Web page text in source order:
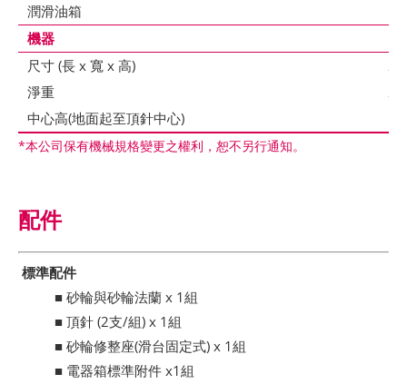
潤滑油箱
機器
尺寸 (長 x 寬 x 高)
淨重
中心高(地面起至頂針中心)
*本公司保有機械規格變更之權利，恕不另行通知。
配件
標準配件
■ 砂輪與砂輪法蘭 x 1組
■ 頂針 (2支/組) x 1組
■ 砂輪修整座(滑台固定式) x 1組
■ 電器箱標準附件 x1組